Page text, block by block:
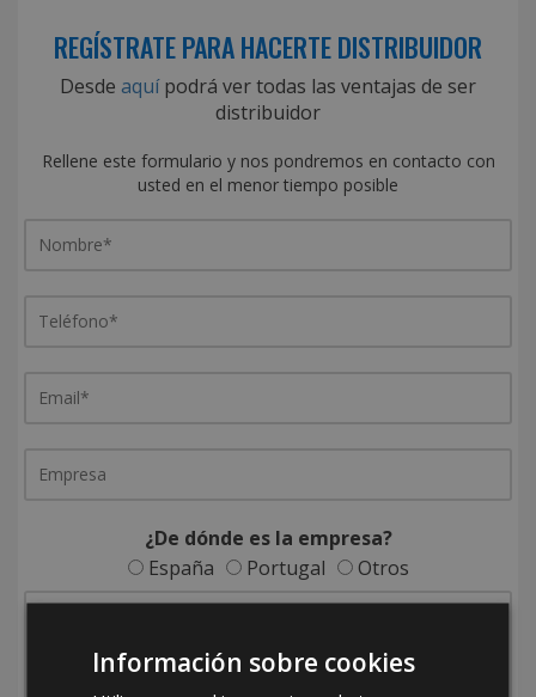
REGÍSTRATE PARA HACERTE DISTRIBUIDOR
Desde aquípodrá ver todas las ventajas de ser
distribuidor
Rellene este formulario y nos pondremos en contacto con
usted en el menor tiempo posible
¿De dónde es la empresa?
España
Portugal Otros
Información sobre cookies